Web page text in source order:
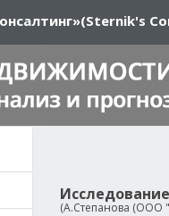
(Sternik's
(А.Степанова (ООО